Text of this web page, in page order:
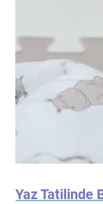
Yaz Tatilinde